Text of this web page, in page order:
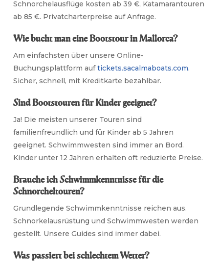
Schnorchelausflüge kosten ab 39 €, Katamarantouren
ab 85 €. Privatcharterpreise auf Anfrage.
Wie bucht man eine Bootstour in Mallorca?
Am einfachsten über unsere Online-
Buchungsplattform auftickets.sacalmaboats.com.
Sicher, schnell, mit Kreditkarte bezahlbar.
Sind Bootstouren für Kinder geeignet?
Ja! Die meisten unserer Touren sind
familienfreundlich und für Kinder ab 5 Jahren
geeignet. Schwimmwesten sind immer an Bord.
Kinder unter 12 Jahren erhalten oft reduzierte Preise.
Brauche ich Schwimmkenntnisse für die
Schnorcheltouren?
Grundlegende Schwimmkenntnisse reichen aus.
Schnorkelausrüstung und Schwimmwesten werden
gestellt. Unsere Guides sind immer dabei.
Was passiert bei schlechtem Wetter?